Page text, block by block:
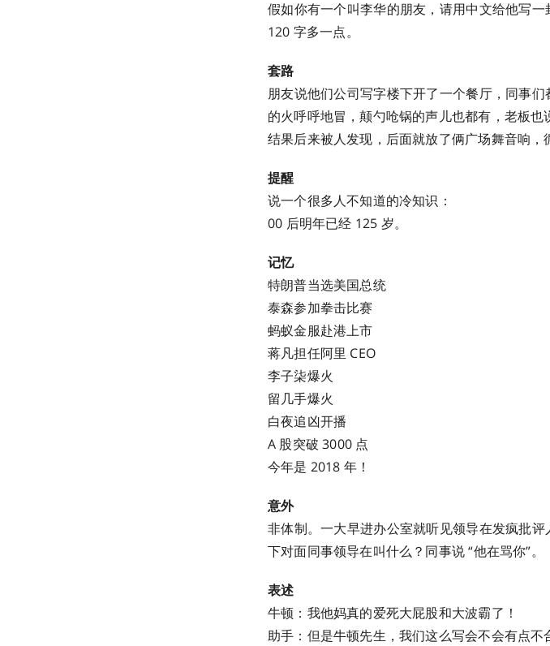
假如你有一个叫李华的朋友，请用中文给他写
120 字多一点。
套路
朋友说他们公司写字楼下开了一个餐厅，同事
的火呼呼地冒，颠勺呛锅的声儿也都有，老板也
结果后来被人发现，后面就放了俩广场舞音响，
提醒
说一个很多人不知道的冷知识：
00 后明年已经 125 岁。
记忆
特朗普当选美国总统
泰森参加拳击比赛
蚂蚁金服赴港上市
蒋凡担任阿里 CEO
李子柒爆火
留几手爆火
白夜追凶开播
A 股突破 3000 点
今年是 2018 年！
意外
非体制。一大早进办公室就听见领导在发疯批
下对面同事领导在叫什么？同事说 “他在骂你”。
表述
牛顿：我他妈真的爱死大屁股和大波霸了！
助手：但是牛顿先生，我们这么写会不会有点不